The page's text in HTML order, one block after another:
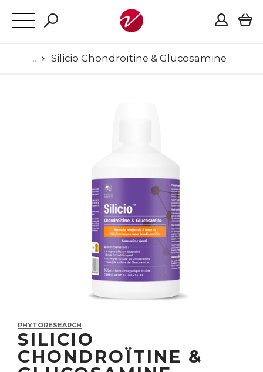
Silicio Chondroïtine & Glucosamine
PHYTORESEARCH
SILICIO
CHONDROÏTINE &